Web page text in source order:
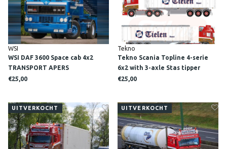
WSI
WSI DAF 3600 Space cab 4x2
TRANSPORT APERS
€25,00
Tekno
Tekno Scania Topline 4-serie
6x2 with 3-axle Stas tipper
RONNY CEUSTERS
€25,00
UITVERKOCHT UITVERKOCHT